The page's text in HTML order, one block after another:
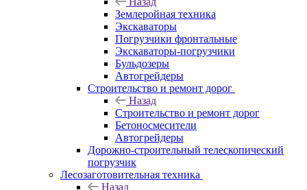
Землеройная техника
Экскаваторы
Погрузчики фронтальные
Экскаваторы-погрузчики
Бульдозеры
Автогрейдеры
Строительство и ремонт дорог
Назад
Строительство и ремонт дорог
Бетоносмесители
Автогрейдеры
Дорожно-строительный телескопический
погрузчик
Лесозаготовительная техника
Назад